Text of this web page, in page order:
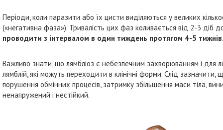
Періоди, коли паразити або їх цисти виділяються у великих
(«негативна фаза»). Тривалість цих фаз коливається від 2-3 діб
проводити з інтервалом в один тиждень протягом 4-5
Важливо знати, що лямбліоз є небезпечним захворюванням і для
лямблій, які можуть переходити в клінічні форми. Слід
порушення обмінних процесів, затримку збільшення маси тіла,
ненапружений і нестійкий.